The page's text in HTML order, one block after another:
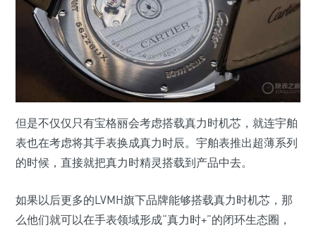
但是不仅仅只有宝格丽会考虑搭载真力时机芯，就连宇舶
表也在考虑将其手表换成真力时辰。宇舶表推出超薄系列
的时候，直接就把真力时精灵搭载到产品中去。
如果以后更多的LVMH旗下品牌能够搭载真力时机芯，那
么他们就可以在手表领域形成“真力时+”的闭环生态圈，